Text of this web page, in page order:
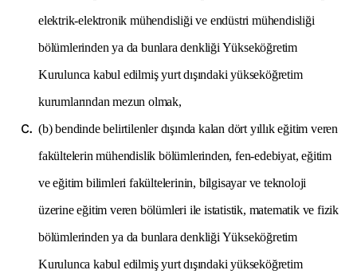
elektrik-elektronik mühendisliği ve endüstri mühendisliği
bölümlerinden ya da bunlara denkliği Yükseköğretim
Kurulunca kabul edilmiş yurt dışındaki yükseköğretim
kurumlarından mezun olmak,
(b) bendinde belirtilenler dışında kalan dört yıllık eğitim veren
fakültelerin mühendislik bölümlerinden, fen-edebiyat, eğitim
ve eğitim bilimleri fakültelerinin, bilgisayar ve teknoloji
üzerine eğitim veren bölümleri ile istatistik, matematik ve fizik
bölümlerinden ya da bunlara denkliği Yükseköğretim
Kurulunca kabul edilmiş yurt dışındaki yükseköğretim